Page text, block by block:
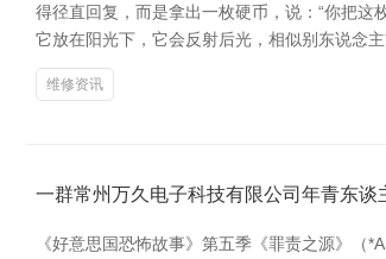
得径直回复，而是拿出一枚硬币，说：“你把
它放在阳光下，它会反射后光，相似别东说念
维修资讯
一群常州万久电子科技有限公司年青东
《好意思国恐怖故事》第五季《罪责之源》（